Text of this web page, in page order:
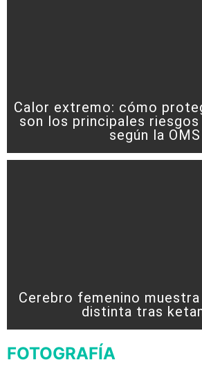
Calor extremo: cómo
son los principales riesgos
según la OMS
Cerebro femenino
distinta tras
FOTOGRAFÍA